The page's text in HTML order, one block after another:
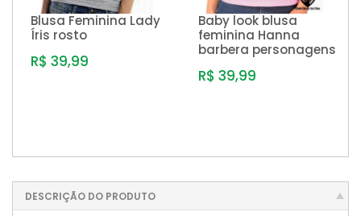
Blusa Feminina Lady
Íris rosto
R$ 39,99
Baby look blusa
feminina Hanna
barbera personagens
R$ 39,99
DESCRIÇÃO DO PRODUTO